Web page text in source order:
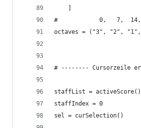
#            0,   7,  14,
octaves = ("3",
# -------- Cursorzeile
staffList =
staffIndex = 0
sel = curSelection()